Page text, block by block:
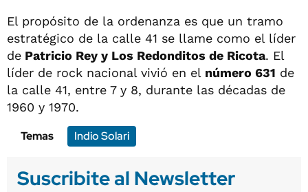
El propósito de la ordenanza es que un tramo
estratégico de la calle 41 se llame como el líder
de Patricio Rey y Los Redonditos de Ricota. El
líder de rock nacional vivió en el número 631 de
la calle 41, entre 7 y 8, durante las décadas de
1960 y 1970.
Temas
Indio Solari
Suscribite al Newsletter